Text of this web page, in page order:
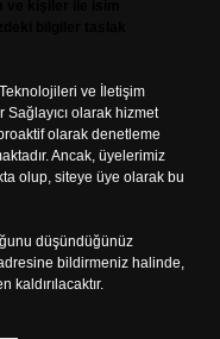
ve İletişim
Sağlayıcı olarak hizmet
olarak denetleme
Ancak, üyelerimiz
olup, siteye üye olarak bu
düşündüğünüz
bildirmeniz halinde,